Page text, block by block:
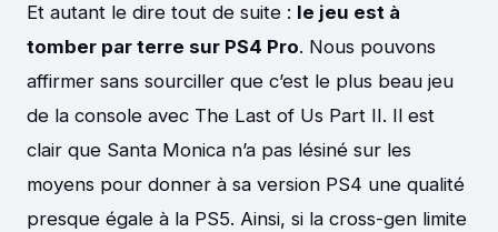
Et autant le dire tout de suite : le jeu est à
tomber par terre sur PS4 Pro. Nous pouvons
affirmer sans sourciller que c’est le plus beau jeu
de la console avec The Last of Us Part II. Il est
clair que Santa Monica n’a pas lésiné sur les
moyens pour donner à sa version PS4 une qualité
presque égale à la PS5. Ainsi, si la cross-gen limite